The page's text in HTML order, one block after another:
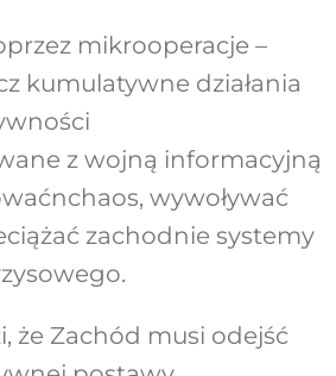
mikrooperacje –
kumulatywne działania
z wojną informacyjną
wywoływać
zachodnie systemy
że Zachód musi odejść